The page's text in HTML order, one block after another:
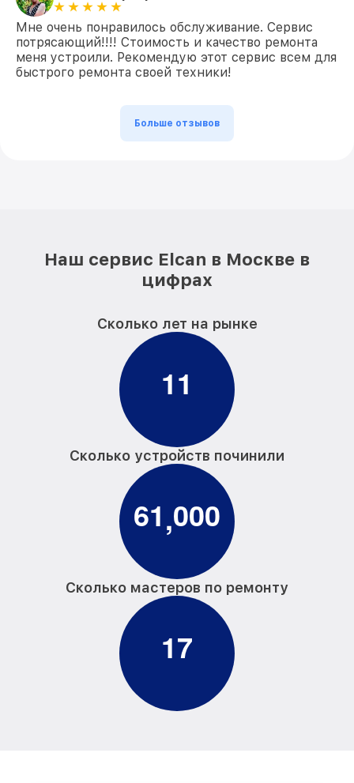
Мне очень понравилось обслуживание. Сервис
потрясающий!!!! Стоимость и качество ремонта
меня устроили. Рекомендую этот сервис всем для
быстрого ремонта своей техники!
Больше отзывов
Наш сервис Elcan в Москве в
цифрах
Сколько лет на рынке
11
Сколько устройств починили
61,000
Сколько мастеров по ремонту
17